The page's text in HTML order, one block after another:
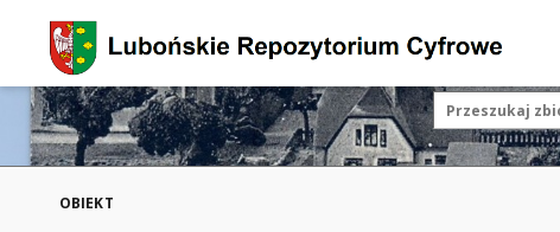
OBIEKT